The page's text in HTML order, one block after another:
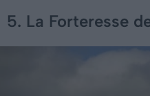
5. La Forteresse